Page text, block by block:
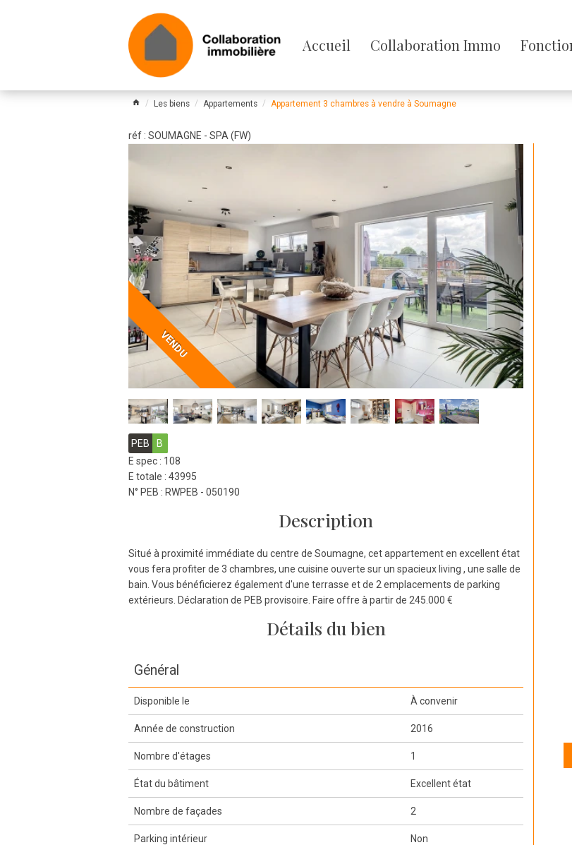
Passer
menu
Accueil Collaboration Immo
Les biens Appartements Appartement 3 chambres à vendre à Soumagne
réf : SOUMAGNE - SPA (FW)
VENDU
PEB
B
E spec : 108
E totale : 43995
N° PEB : RWPEB - 050190
Description
Situé à proximité immédiate du centre de Soumagne, cet appartement en excellent état
vous fera profiter de 3 chambres, une cuisine ouverte sur un spacieux living , une salle de
bain. Vous bénéficierez également d'une terrasse et de 2 emplacements de parking
extérieurs. Déclaration de PEB provisoire. Faire offre à partir de 245.000 €
Détails du bien
Général
Disponible le À convenir
Année de construction 2016
Nombre d'étages 1
État du bâtiment Excellent état
Nombre de façades 2
Parking intérieur Non